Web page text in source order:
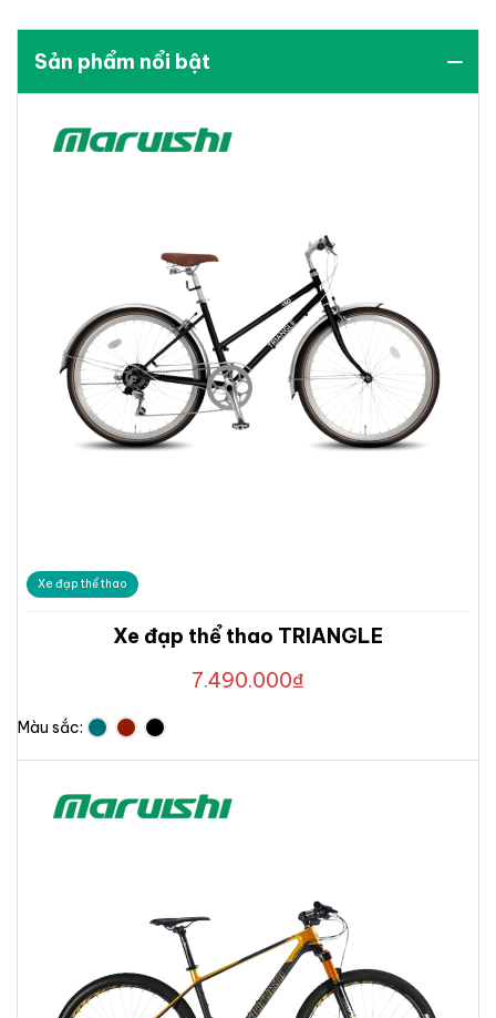
Sản phẩm nổi bật
Xe đạp thể thao
Xe đạp thể thao TRIANGLE
7.490.000₫
Màu sắc: